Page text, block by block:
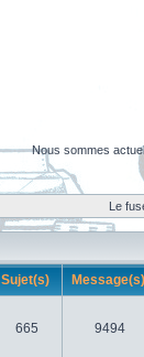
Nous sommes
Le
Sujet(s) Message(s)
665 9494